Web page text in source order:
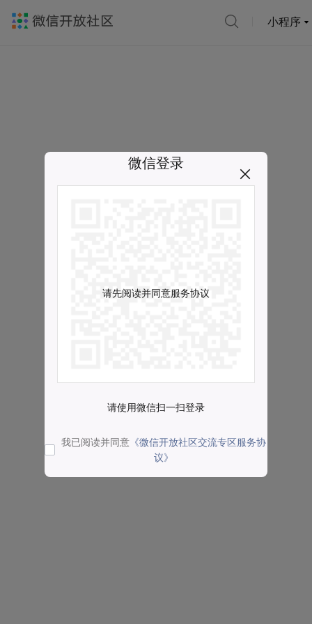
小程序
微信登录
请先阅读并同意服务协议
请使用微信扫一扫登录
我已阅读并同意 《微信开放社区交流专区服务协
议》